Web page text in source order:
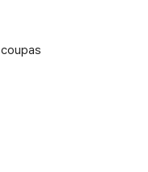
coupas